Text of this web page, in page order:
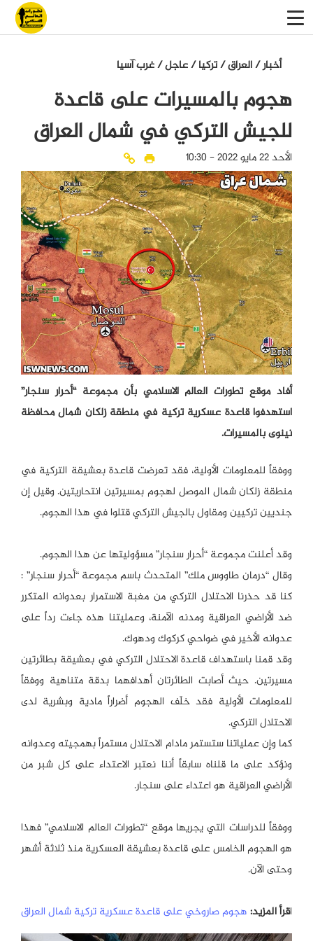
أخبار/العراق/تركيا/عاجل/غرب آسيا
هجوم بالمسيرات على قاعدة
للجيش التركي في شمال العراق
الأحد 22 مايو 2022 - 10:30
أفاد موقع تطورات العالم الاسلامي بأن مجموعة “أحرار سنجار”
استهدفوا قاعدة عسكرية تركية في منطقة زلكان شمال محافظة
نينوى بالمسيرات.
ووفقاً للمعلومات الأولية، فقد تعرضت قاعدة بعشيقة التركية في
منطقة زلكان شمال الموصل لهجوم بمسيرتين انتحاريتين. وقيل إن
جنديين تركيين ومقاول بالجيش التركي قتلوا في هذا الهجوم.
وقد أعلنت مجموعة “أحرار سنجار” مسؤوليتها عن هذا الهجوم.
وقال “درمان طاووس ملك” المتحدث باسم مجموعة “أحرار سنجار” :
كنا قد حذرنا الاحتلال التركي من مغبة الاستمرار بعدوانه المتكرر
ضد الأراضي العراقية ومدنه الآمنة، وعمليتنا هذه جاءت رداً على
عدوانه الأخير في ضواحي كركوك ودهوك.
وقد قمنا باستهداف قاعدة الاحتلال التركي في بعشيقة بطائرتين
مسيرتين. حيث أصابت الطائرتان أهدافهما بدقة متناهية ووفقاً
للمعلومات الأولية فقد خلّف الهجوم أضراراً مادية وبشرية لدى
الاحتلال التركي.
كما وإن عملياتنا ستستمر مادام الاحتلال مستمراً بهمجيته وعدوانه
ونؤكد على ما قلناه سابقاً أننا نعتبر الاعتداء على كل شبر من
الأراضي العراقية هو اعتداء على سنجار.
ووفقاً للدراسات التي يجريها موقع “تطورات العالم الاسلامي” فهذا
هو الهجوم الخامس على قاعدة بعشيقة العسكرية منذ ثلاثة أشهر
وحتى الآن.
اقرأ المزيد: هجوم صاروخي على قاعدة عسكرية تركية شمال العراق